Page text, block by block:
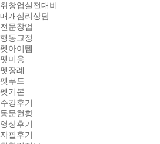
취창업실전대비
매개심리상담
전문창업
행동교정
펫아이템
펫미용
펫장례
펫푸드
펫기본
수강후기
동문현황
영상후기
자필후기